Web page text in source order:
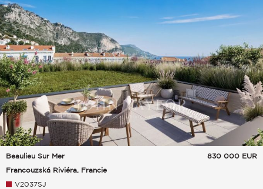
Beaulieu Sur Mer
Francouzská Riviéra, Francie
830 000 EUR
V2037SJ